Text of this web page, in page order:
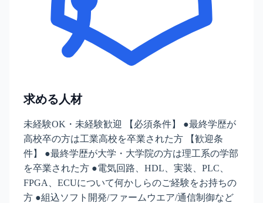
求める人材
未経験OK・未経験歓迎 【必須条件】 ●最終学歴が
高校卒の方は工業高校を卒業された方 【歓迎条
件】 ●最終学歴が大学・大学院の方は理工系の学部
を卒業された方 ●電気回路、HDL、実装、PLC、
FPGA、ECUについて何かしらのご経験をお持ちの
方 ●組込ソフト開発/ファームウエア/通信制御など